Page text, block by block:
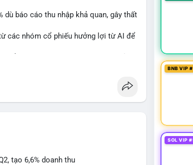
dù báo cáo thu nhập khả quan, gây thất
các nhóm cổ phiếu hưởng lợi từ AI để
tạo 6,6% doanh thu
BNB VIP
SOL VIP